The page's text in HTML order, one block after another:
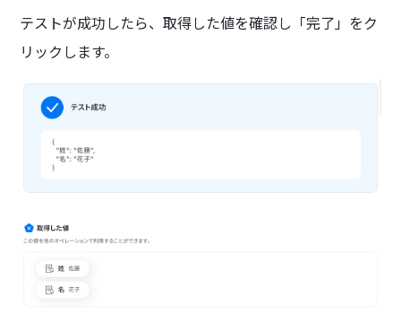
テストが成功したら、取得した値を確認し「完了」をク
リックします。